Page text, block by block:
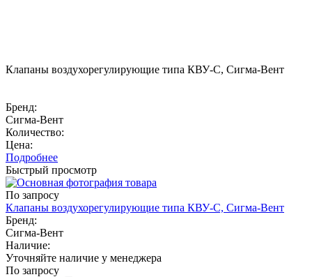
Клaпаны воздухорегулирующие типа КВУ-С, Сигма-Вент
Бренд:
Сигма-Вент
Количество:
Цена:
Подробнее
Быстрый просмотр
По запросу
Клaпаны воздухорегулирующие типа КВУ-С, Сигма-Вент
Бренд:
Сигма-Вент
Наличие:
Уточняйте наличие у менеджера
По запросу